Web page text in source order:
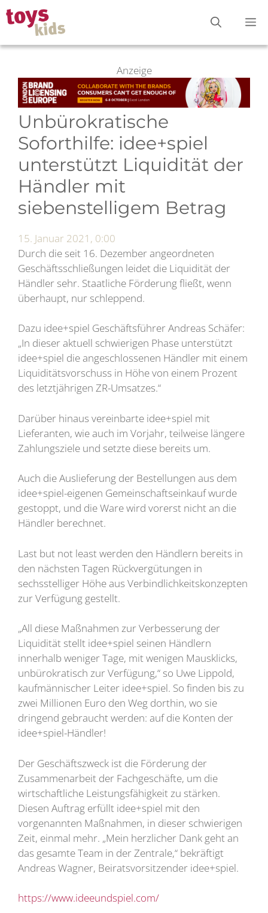
Zum
Inhalt
springen
Anzeige
Unbürokratische
Soforthilfe: idee+spiel
unterstützt Liquidität der
Händler mit
siebenstelligem Betrag
15. Januar 2021, 0:00
Durch die seit 16. Dezember angeordneten
Geschäftsschließungen leidet die Liquidität der
Händler sehr. Staatliche Förderung fließt, wenn
überhaupt, nur schleppend.
Dazu idee+spiel Geschäftsführer Andreas Schäfer:
„In dieser aktuell schwierigen Phase unterstützt
idee+spiel die angeschlossenen Händler mit einem
Liquiditätsvorschuss in Höhe von einem Prozent
des letztjährigen ZR-Umsatzes.“
Darüber hinaus vereinbarte idee+spiel mit
Lieferanten, wie auch im Vorjahr, teilweise längere
Zahlungsziele und setzte diese bereits um.
Auch die Auslieferung der Bestellungen aus dem
idee+spiel-eigenen Gemeinschaftseinkauf wurde
gestoppt, und die Ware wird vorerst nicht an die
Händler berechnet.
Last but not least werden den Händlern bereits in
den nächsten Tagen Rückvergütungen in
sechsstelliger Höhe aus Verbindlichkeitskonzepten
zur Verfügung gestellt.
„All diese Maßnahmen zur Verbesserung der
Liquidität stellt idee+spiel seinen Händlern
innerhalb weniger Tage, mit wenigen Mausklicks,
unbürokratisch zur Verfügung,“ so Uwe Lippold,
kaufmännischer Leiter idee+spiel. So finden bis zu
zwei Millionen Euro den Weg dorthin, wo sie
dringend gebraucht werden: auf die Konten der
idee+spiel-Händler!
Der Geschäftszweck ist die Förderung der
Zusammenarbeit der Fachgeschäfte, um die
wirtschaftliche Leistungsfähigkeit zu stärken.
Diesen Auftrag erfüllt idee+spiel mit den
vorgenannten Maßnahmen, in dieser schwierigen
Zeit, einmal mehr. „Mein herzlicher Dank geht an
das gesamte Team in der Zentrale,“ bekräftigt
Andreas Wagner, Beiratsvorsitzender idee+spiel.
https://www.ideeundspiel.com/